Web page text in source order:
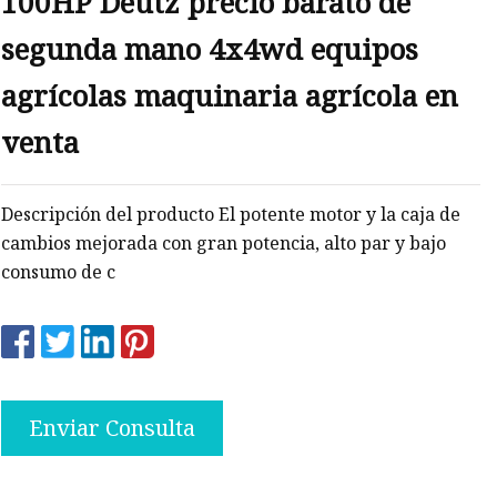
segunda mano 4x4wd equipos
agrícolas maquinaria agrícola en
venta
Descripción del producto El potente motor y la caja de
cambios mejorada con gran potencia, alto par y bajo
consumo de c
Enviar Consulta